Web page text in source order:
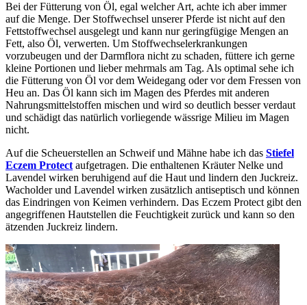
Bei der Fütterung von Öl, egal welcher Art, achte ich aber immer
auf die Menge. Der Stoffwechsel unserer Pferde ist nicht auf den
Fettstoffwechsel ausgelegt und kann nur geringfügige Mengen an
Fett, also Öl, verwerten. Um Stoffwechselerkrankungen
vorzubeugen und der Darmflora nicht zu schaden, füttere ich gerne
kleine Portionen und lieber mehrmals am Tag. Als optimal sehe ich
die Fütterung von Öl vor dem Weidegang oder vor dem Fressen von
Heu an. Das Öl kann sich im Magen des Pferdes mit anderen
Nahrungsmittelstoffen mischen und wird so deutlich besser verdaut
und schädigt das natürlich vorliegende wässrige Milieu im Magen
nicht.
Auf die Scheuerstellen an Schweif und Mähne habe ich das Stiefel
Eczem Protect aufgetragen. Die enthaltenen Kräuter Nelke und
Lavendel wirken beruhigend auf die Haut und lindern den Juckreiz.
Wacholder und Lavendel wirken zusätzlich antiseptisch und können
das Eindringen von Keimen verhindern. Das Eczem Protect gibt den
angegriffenen Hautstellen die Feuchtigkeit zurück und kann so den
ätzenden Juckreiz lindern.